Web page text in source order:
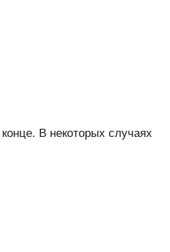
В некоторых случаях